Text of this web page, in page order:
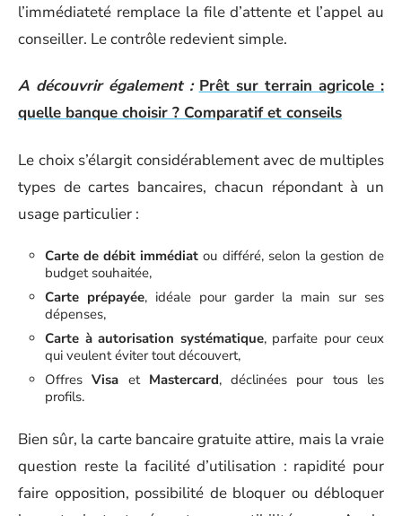
l’immédiateté remplace la file d’attente et l’appel au
conseiller. Le contrôle redevient simple.
A découvrir également : Prêt sur terrain agricole :
quelle banque choisir ? Comparatif et conseils
Le choix s’élargit considérablement avec de multiples
types de cartes bancaires, chacun répondant à un
usage particulier :
Carte de débit immédiat ou différé, selon la gestion de
budget souhaitée,
Carte prépayée, idéale pour garder la main sur ses
dépenses,
Carte à autorisation systématique, parfaite pour ceux
qui veulent éviter tout découvert,
OffresVisa et Mastercard, déclinées pour tous les
profils.
Bien sûr, la carte bancaire gratuite attire, mais la vraie
question reste la facilité d’utilisation : rapidité pour
faire opposition, possibilité de bloquer ou débloquer